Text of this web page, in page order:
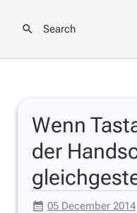
Search
Wenn
der
05 December 2014